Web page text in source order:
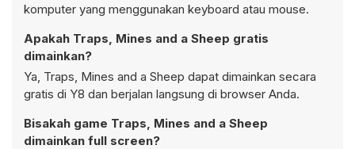
komputer yang menggunakan keyboard atau mouse.
Apakah Traps, Mines and a Sheep gratis
dimainkan?
Ya, Traps, Mines and a Sheep dapat dimainkan secara
gratis di Y8 dan berjalan langsung di browser Anda.
Bisakah game Traps, Mines and a Sheep
dimainkan full screen?